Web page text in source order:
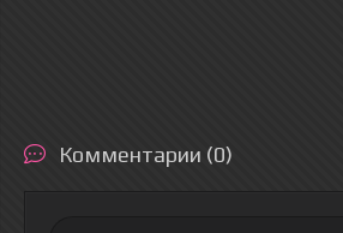
Комментарии (0)